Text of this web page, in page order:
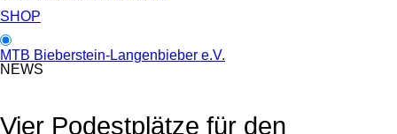
SHOP
MTB Bieberstein-Langenbieber e.V.
NEWS
Vier Podestplätze für den